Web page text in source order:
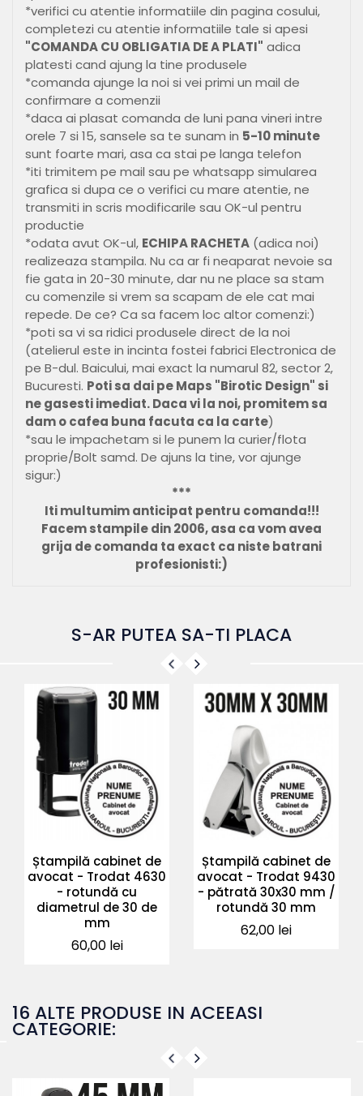
*verifici cu atentie informatiile din pagina cosului,
completezi cu atentie informatiile tale si apesi
"COMANDA CU OBLIGATIA DE A PLATI" adica
platesti cand ajung la tine produsele
*comanda ajunge la noi si vei primi un mail de
confirmare a comenzii
*daca ai plasat comanda de luni pana vineri intre
orele 7 si 15, sansele sa te sunam in 5-10 minute
sunt foarte mari, asa ca stai pe langa telefon
*iti trimitem pe mail sau pe whatsapp simularea
grafica si dupa ce o verifici cu mare atentie, ne
transmiti in scris modificarile sau OK-ul pentru
productie
*odata avut OK-ul, ECHIPA RACHETA (adica noi)
realizeaza stampila. Nu ca ar fi neaparat nevoie sa
fie gata in 20-30 minute, dar nu ne place sa stam
cu comenzile si vrem sa scapam de ele cat mai
repede. De ce? Ca sa facem loc altor comenzi:)
*poti sa vi sa ridici produsele direct de la noi
(atelierul este in incinta fostei fabrici Electronica de
pe B-dul. Baicului, mai exact la numarul 82, sector 2,
Bucuresti. Poti sa dai pe Maps "Birotic Design" si
ne gasesti imediat. Daca vi la noi, promitem sa
dam o cafea buna facuta ca la carte)
*sau le impachetam si le punem la curier/flota
proprie/Bolt samd. De ajuns la tine, vor ajunge
sigur:)
***
Iti multumim anticipat pentru comanda!!!
Facem stampile din 2006, asa ca vom avea
grija de comanda ta exact ca niste batrani
profesionisti:)
S-AR PUTEA SA-TI PLACA
Ștampilă cabinet de
avocat - Trodat 4630
- rotundă cu
diametrul de 30 de
mm
Pret
60,00 lei
Ștampilă cabinet de
avocat - Trodat 9430
- pătrată 30x30 mm /
rotundă 30 mm
Pret
62,00 lei
16 ALTE PRODUSE IN ACEEASI
CATEGORIE: